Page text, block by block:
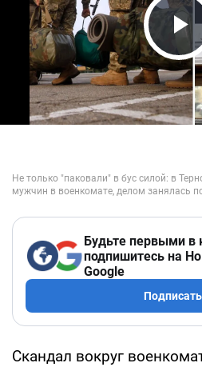
Будьте первыми в
подпишитесь на
Google
Скандал вокруг